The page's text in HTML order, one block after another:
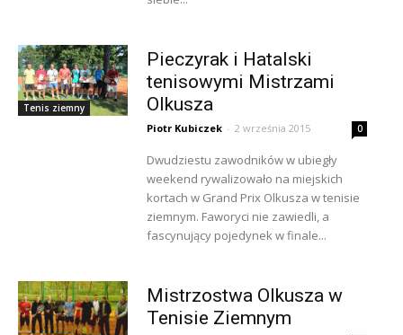
Tenis ziemny
Pieczyrak i Hatalski
tenisowymi Mistrzami
Olkusza
Piotr Kubiczek - 2 września 2015 0
Dwudziestu zawodników w ubiegły
weekend rywalizowało na miejskich
kortach w Grand Prix Olkusza w tenisie
ziemnym. Faworyci nie zawiedli, a
fascynujący pojedynek w finale...
Mistrzostwa Olkusza w
Tenisie Ziemnym